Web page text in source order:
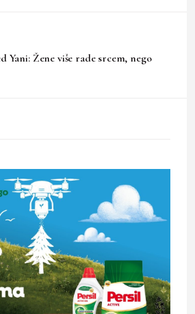
Yani: Žene više rade srcem, nego